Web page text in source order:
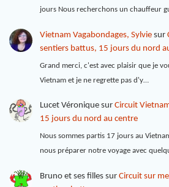
jours Nous recherchons un chauffeur
Vietnam Vagabondages, Sylviesur
sentiers battus, 15 jours du nord
Grand merci, c'est avec plaisir que je
Vietnam et je ne regrette pas d'y…
Lucet Véroniquesur Circuit
15 jours du nord au centre
Nous sommes partis 17 jours au
nous préparer notre voyage avec
Bruno et ses fillessur Circuit sur